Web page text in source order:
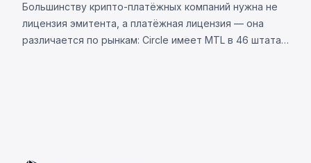
Большинству крипто-платёжных компаний нужна не
лицензия эмитента, а платёжная лицензия — она
различается по рынкам: Circle имеет MTL в 46 штатах